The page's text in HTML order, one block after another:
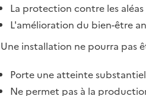
La protection contre les aléas
L'amélioration du bien-être
Une installation ne pourra pas
Porte une atteinte
Ne permet pas à la